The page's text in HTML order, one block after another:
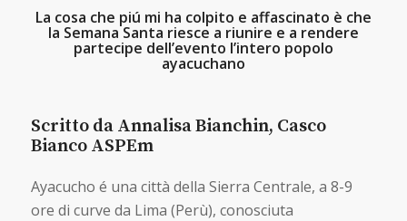
La cosa che piú mi ha colpito e affascinato è che
la Semana Santa riesce a riunire e a rendere
partecipe dell’evento l’intero popolo
ayacuchano
Scritto da Annalisa Bianchin, Casco
Bianco ASPEm
Ayacucho é una città della Sierra Centrale, a 8-9
ore di curve da Lima (Perù), conosciuta